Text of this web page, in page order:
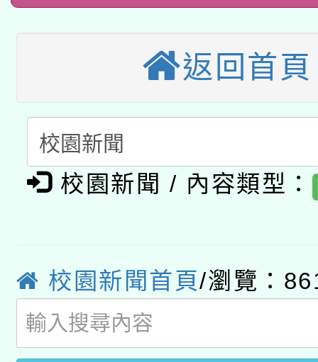
動」
開 智慧啟航」
招甄選結果公告(無人
招)
適應運動共學行動站研
暨閱讀推動專業研習
科技賦能─人工智慧
礎課程
A3數位素養講師名單
「數位內容與教學軟
薪期間赴陸應申請許可
轉知經濟部水利署委託
業技術研究院辦理「
用水績優單位及節水達
115年8月22日(星期六
桃園市孔廟祈福系列
2026年桃園地景藝術
返回首頁
校園新聞 / 內容類型：
校園新聞首頁/瀏覽：